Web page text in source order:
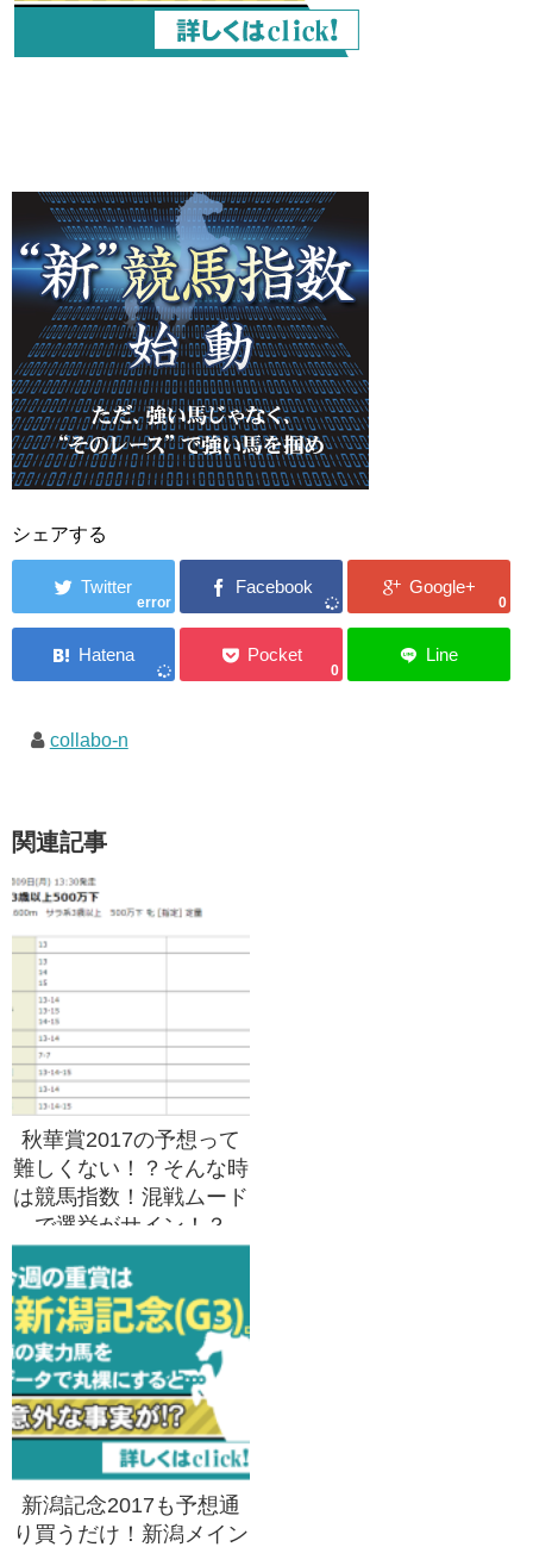
シェアする
error 0
0
collabo-n
関連記事
秋華賞2017の予想って
難しくない！？そんな時
は競馬指数！混戦ムード
で選挙がサイン！？
新潟記念2017も予想通
り買うだけ！新潟メイン